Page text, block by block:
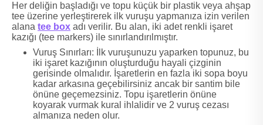
Her deliğin başladığı ve topu küçük bir plastik veya ahşap
tee üzerine yerleştirerek ilk vuruşu yapmanıza izin verilen
alana tee box adı verilir. Bu alan, iki adet renkli işaret
kazığı (tee markers) ile sınırlandırılmıştır.
Vuruş Sınırları: İlk vuruşunuzu yaparken topunuz, bu
iki işaret kazığının oluşturduğu hayali çizginin
gerisinde olmalıdır. İşaretlerin en fazla iki sopa boyu
kadar arkasına geçebilirsiniz ancak bir santim bile
önüne geçemezsiniz. Topu işaretlerin önüne
koyarak vurmak kural ihlalidir ve 2 vuruş cezası
almanıza neden olur.